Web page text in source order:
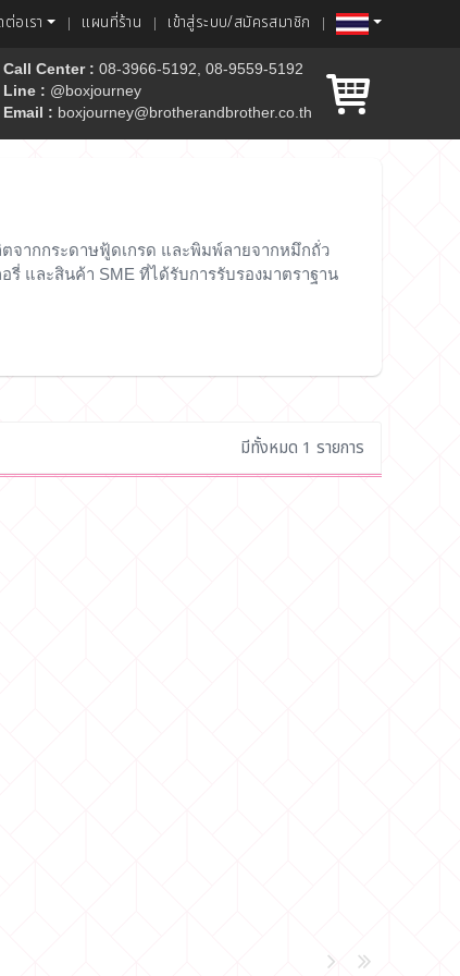
อเรา แผนที่ร้าน เข้าสู่ระบบ/สมัครสมาชิก
Call Center : 08-3966-5192, 08-9559-5192
Line : @boxjourney
Email : boxjourney@brotherandbrother.co.th
จากกระดาษฟู้ดเกรด และพิมพ์ลายจากหมึกถั่ว
รี่ และสินค้า SME ที่ได้รับการรับรองมาตราฐาน
มีทั้งหมด 1 รายการ